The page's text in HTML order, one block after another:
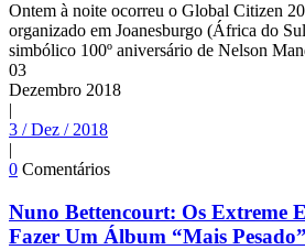
Ontem à noite ocorreu o Global Citizen
organizado em Joanesburgo (África do
simbólico 100º aniversário de Nelson
03
Dezembro 2018
|
3 / Dez / 2018
|
0 Comentários
Nuno Bettencourt: Os Extreme
Fazer Um Álbum “Mais Pesado”